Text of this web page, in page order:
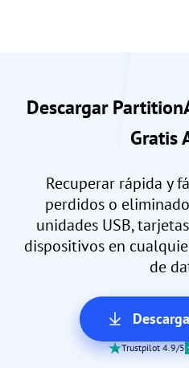
Descargar
Gratis
Recuperar rápida y
perdidos o
unidades USB,
dispositivos en
de
Trustpilot 4.9/5